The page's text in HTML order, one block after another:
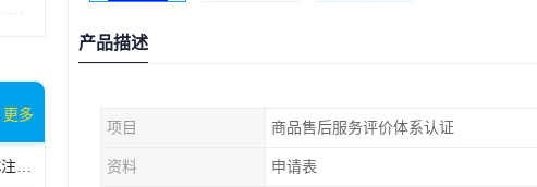
更多
药品出口美国做FDA-OTC注册NDC注册周期时间
产品描述
项目 商品售后服务评价体系认证
资料 申请表